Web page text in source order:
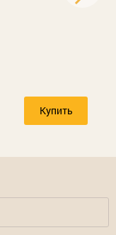
Купить